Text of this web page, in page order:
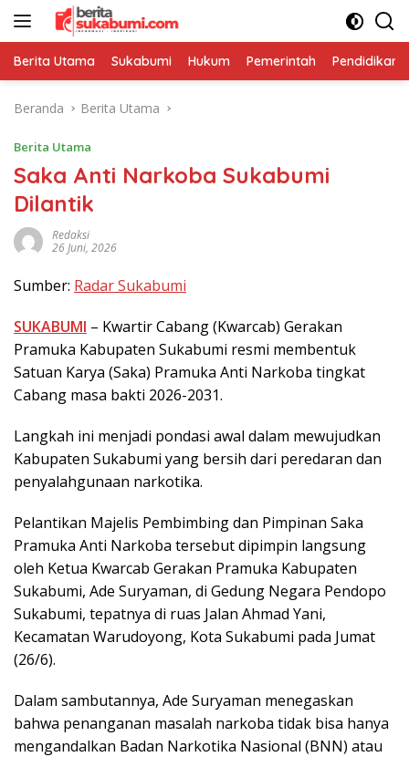
Langsung
Berita Utama Sukabumi Hukum Pemerintah Pendidikan
Beranda Berita Utama
Berita Utama
Saka Anti Narkoba Sukabumi
Dilantik
Redaksi
26 Juni, 2026
Sumber: Radar Sukabumi
SUKABUMI – Kwartir Cabang (Kwarcab) Gerakan
Pramuka Kabupaten Sukabumi resmi membentuk
Satuan Karya (Saka) Pramuka Anti Narkoba tingkat
Cabang masa bakti 2026-2031.
Langkah ini menjadi pondasi awal dalam mewujudkan
Kabupaten Sukabumi yang bersih dari peredaran dan
penyalahgunaan narkotika.
Pelantikan Majelis Pembimbing dan Pimpinan Saka
Pramuka Anti Narkoba tersebut dipimpin langsung
oleh Ketua Kwarcab Gerakan Pramuka Kabupaten
Sukabumi, Ade Suryaman, di Gedung Negara Pendopo
Sukabumi, tepatnya di ruas Jalan Ahmad Yani,
Kecamatan Warudoyong, Kota Sukabumi pada Jumat
(26/6).
Dalam sambutannya, Ade Suryaman menegaskan
bahwa penanganan masalah narkoba tidak bisa hanya
mengandalkan Badan Narkotika Nasional (BNN) atau